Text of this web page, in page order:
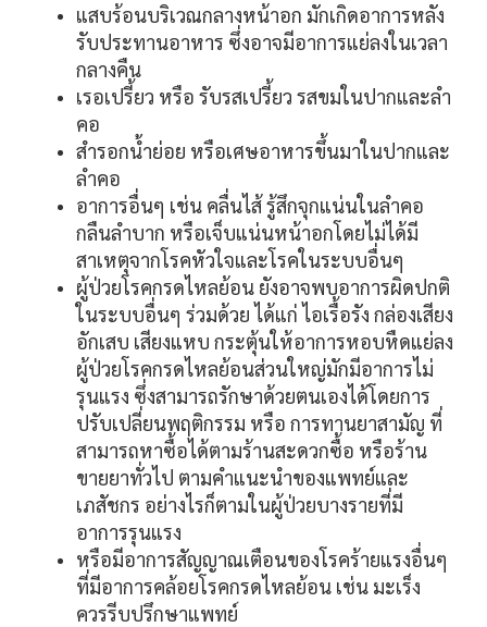
แสบร้อนบริเวณกลางหน้าอก มักเกิดอาการหลัง
รับประทานอาหาร ซึ่งอาจมีอาการแย่ลงในเวลา
กลางคืน
เรอเปรี้ยว หรือ รับรสเปรี้ยว รสขมในปากและลำ
คอ
สำรอกน้ำย่อย หรือเศษอาหารขึ้นมาในปากและ
ลำคอ
อาการอื่นๆ เช่น คลื่นไส้ รู้สึกจุกแน่นในลำคอ
กลืนลำบาก หรือเจ็บแน่นหน้าอกโดยไม่ได้มี
สาเหตุจากโรคหัวใจและโรคในระบบอื่นๆ
ผู้ป่วยโรคกรดไหลย้อน ยังอาจพบอาการผิดปกติ
ในระบบอื่นๆ ร่วมด้วย ได้แก่ ไอเรื้อรัง กล่องเสียง
อักเสบ เสียงแหบ กระตุ้นให้อาการหอบหืดแย่ลง
ผู้ป่วยโรคกรดไหลย้อนส่วนใหญ่มักมีอาการไม่
รุนแรง ซึ่งสามารถรักษาด้วยตนเองได้โดยการ
ปรับเปลี่ยนพฤติกรรม หรือ การทานยาสามัญ ที่
สามารถหาซื้อได้ตามร้านสะดวกซื้อ หรือร้าน
ขายยาทั่วไป ตามคำแนะนำของแพทย์และ
เภสัชกร อย่างไรก็ตามในผู้ป่วยบางรายที่มี
อาการรุนแรง
หรือมีอาการสัญญาณเตือนของโรคร้ายแรงอื่นๆ
ที่มีอาการคล้อยโรคกรดไหลย้อน เช่น มะเร็ง
ควรรีบปรึกษาแพทย์